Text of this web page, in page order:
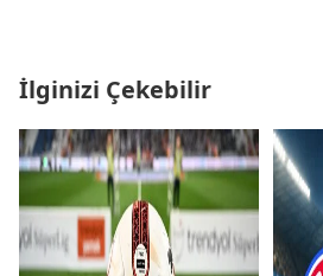
İlginizi Çekebilir